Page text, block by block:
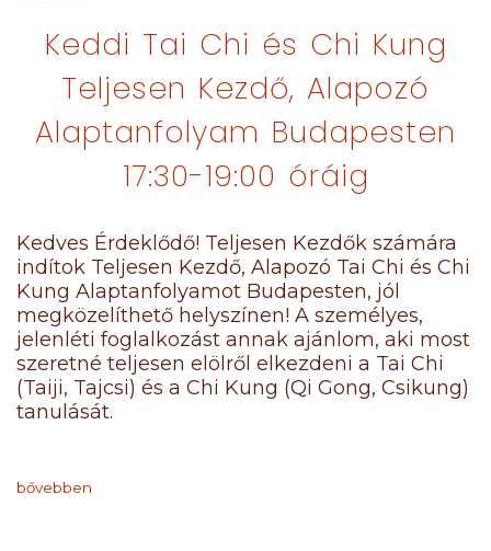
Keddi Tai Chi és Chi Kung
Teljesen Kezdő, Alapozó
Alaptanfolyam Budapesten
17:30-19:00 óráig
Kedves Érdeklődő! Teljesen Kezdők számára
indítok Teljesen Kezdő, Alapozó Tai Chi és Chi
Kung Alaptanfolyamot Budapesten, jól
megközelíthető helyszínen! A személyes,
jelenléti foglalkozást annak ajánlom, aki most
szeretné teljesen elölről elkezdeni a Tai Chi
(Taiji, Tajcsi) és a Chi Kung (Qi Gong, Csikung)
tanulását.
bővebben